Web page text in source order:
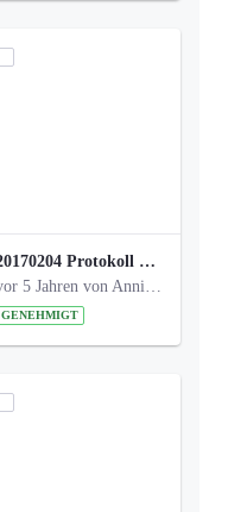
20170204 Protokoll Workshop 2 Promenade Schloßstraße .pdf
GENEHMIGT